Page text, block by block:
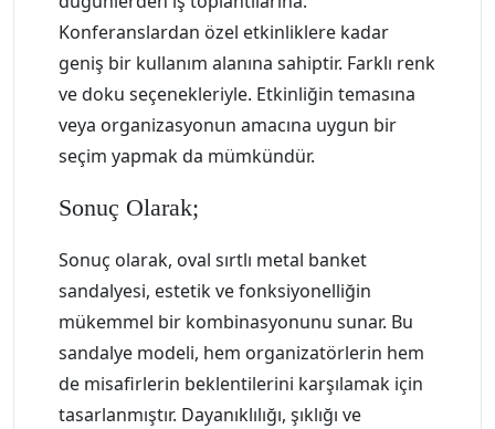
Konferanslardan özel etkinliklere kadar
geniş bir kullanım alanına sahiptir. Farklı renk
ve doku seçenekleriyle. Etkinliğin temasına
veya organizasyonun amacına uygun bir
seçim yapmak da mümkündür.
Sonuç Olarak;
Sonuç olarak, oval sırtlı metal banket
sandalyesi, estetik ve fonksiyonelliğin
mükemmel bir kombinasyonunu sunar. Bu
sandalye modeli, hem organizatörlerin hem
de misafirlerin beklentilerini karşılamak için
tasarlanmıştır. Dayanıklılığı, şıklığı ve